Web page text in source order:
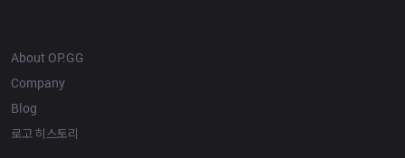
About OP.GG
Company
Blog
로고 히스토리